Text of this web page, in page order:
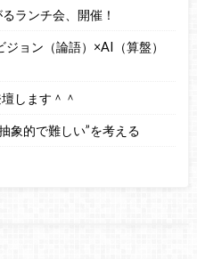
ランチ会、開催！
ジョン（論語）×AI（算盤）
します＾＾
象的で難しい”を考える